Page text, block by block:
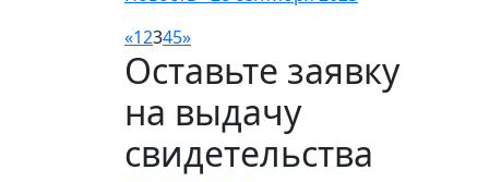
«12345»
Оставьте заявку
на выдачу
свидетельства